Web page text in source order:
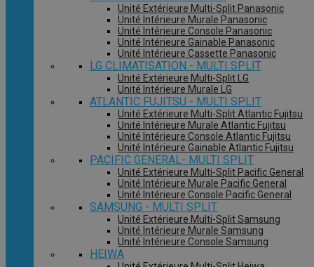
Unité Extérieure Multi-Split Panasonic
Unité Intérieure Murale Panasonic
Unité Intérieure Console Panasonic
Unité Intérieure Gainable Panasonic
Unité Intérieure Cassette Panasonic
LG CLIMATISATION - MULTI SPLIT
Unité Extérieure Multi-Split LG
Unité Intérieure Murale LG
ATLANTIC FUJITSU - MULTI SPLIT
Unité Extérieure Multi-Split Atlantic Fujitsu
Unité Intérieure Murale Atlantic Fujitsu
Unité Intérieure Console Atlantic Fujitsu
Unité Intérieure Gainable Atlantic Fujitsu
PACIFIC GENERAL- MULTI SPLIT
Unité Extérieure Multi-Split Pacific General
Unité Intérieure Murale Pacific General
Unité Intérieure Console Pacific General
SAMSUNG - MULTI SPLIT
Unité Extérieure Multi-Split Samsung
Unité Intérieure Murale Samsung
Unité Intérieure Console Samsung
HEIWA